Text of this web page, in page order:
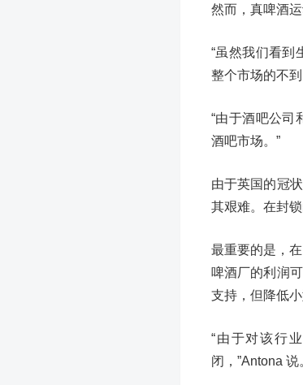
然而，真啤酒
“虽然我们看到
整个市场的不
“由于酒吧公司
酒吧市场。”
由于英国的冠
其艰难。在封
最重要的是，
啤酒厂的利润
支持，但降低
“由于对该行
闭，”Antona 说